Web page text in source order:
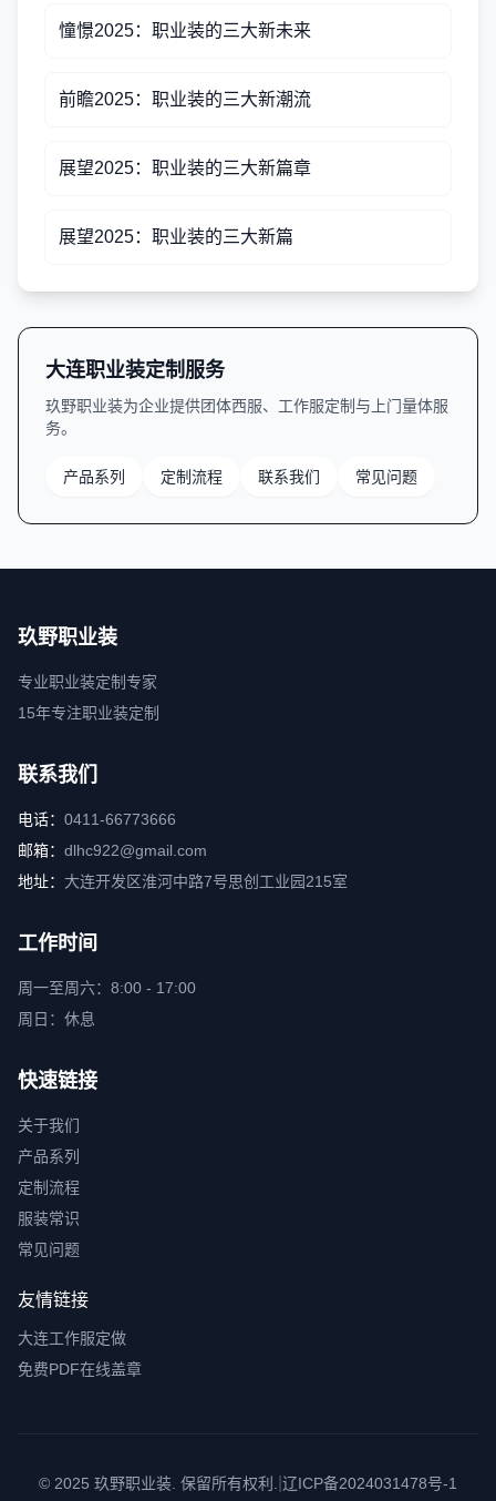
憧憬2025：职业装的三大新未来
前瞻2025：职业装的三大新潮流
展望2025：职业装的三大新篇章
展望2025：职业装的三大新篇
大连职业装定制服务
玖野职业装为企业提供团体西服、工作服定制与上门量体服
务。
产品系列 定制流程 联系我们 常见问题
玖野职业装
专业职业装定制专家
15年专注职业装定制
联系我们
电话： 0411-66773666
邮箱： dlhc922@gmail.com
地址： 大连开发区淮河中路7号思创工业园215室
工作时间
周一至周六：8:00 - 17:00
周日：休息
快速链接
关于我们
产品系列
定制流程
服装常识
常见问题
友情链接
大连工作服定做
免费PDF在线盖章
© 2025 玖野职业装. 保留所有权利. 辽ICP备2024031478号-1